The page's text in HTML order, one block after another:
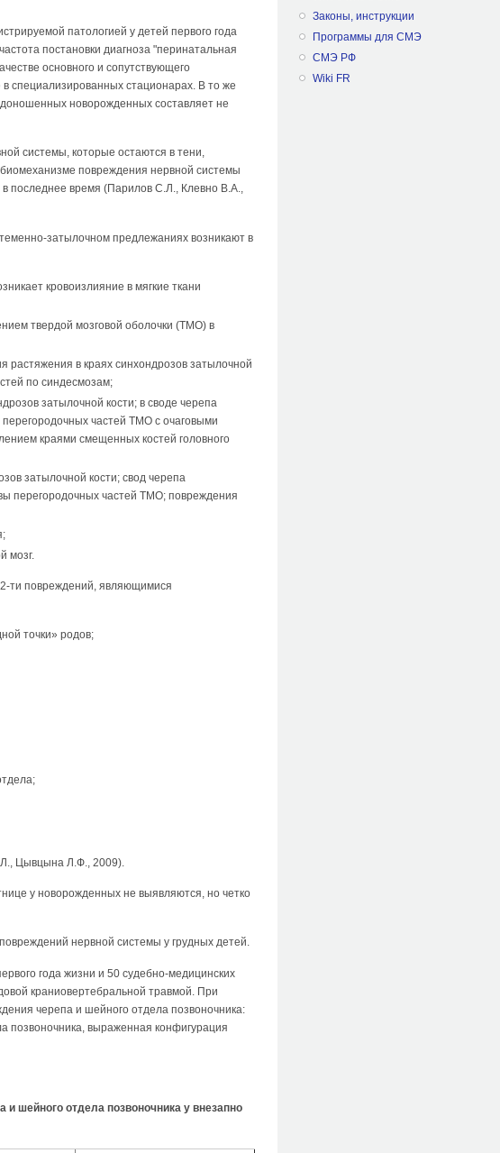
патологией у детей первого года
постановки диагноза "перинатальная
основного и сопутствующего
специализированных стационарах. В то же
новорожденных составляет не
системы, которые остаются в тени,
повреждения нервной системы
последнее время (Парилов С.Л., Клевно В.А.,
затылочном предлежаниях возникают в
кровоизлияние в мягкие ткани
твердой мозговой оболочки (ТМО) в
растяжения в краях синхондрозов затылочной
по синдесмозам;
затылочной кости; в своде черепа
частей ТМО с очаговыми
краями смещенных костей головного
затылочной кости; свод черепа
перегородочных частей ТМО; повреждения
мозг.
ти повреждений, являющимися
точки» родов;
Цывцына Л.Ф., 2009).
у новорожденных не выявляются, но четко
нервной системы у грудных детей.
года жизни и 50 судебно-медицинских
краниовертебральной травмой. При
черепа и шейного отдела позвоночника:
позвоночника, выраженная конфигурация
и шейного отдела позвоночника у внезапно
Законы, инструкции
Программы для СМЭ
СМЭ РФ
Wiki FR